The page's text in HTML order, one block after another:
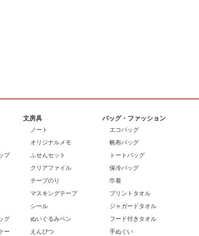
プ
グ
ー
文房具
ノート
オリジナルメモ
ふせんセット
クリアファイル
テープのり
マスキングテープ
シール
ぬいぐるみペン
えんぴつ
バッグ・ファッション
エコバッグ
帆布バッグ
トートバッグ
保冷バッグ
巾着
プリントタオル
ジャガードタオル
フード付きタオル
手ぬぐい